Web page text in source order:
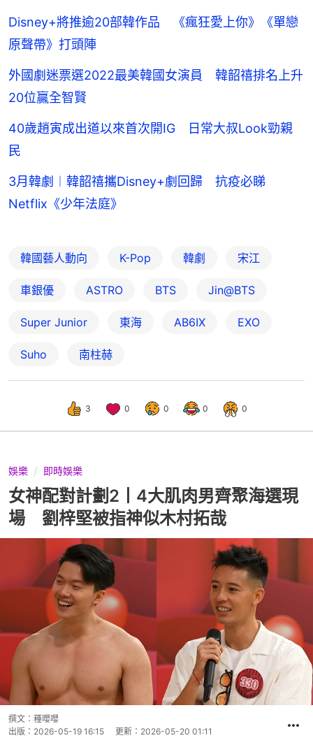
Disney+將推逾20部韓作品 《瘋狂愛上你》《單戀
原聲帶》打頭陣
外國劇迷票選2022最美韓國女演員 韓韶禧排名上升
20位贏全智賢
40歲趙寅成出道以來首次開IG 日常大叔Look勁親
民
3月韓劇︱韓韶禧攜Disney+劇回歸 抗疫必睇
Netflix《少年法庭》
韓國藝人動向 K-Pop 韓劇 宋江
車銀優 ASTRO BTS Jin@BTS
Super Junior 東海 AB6IX EXO
Suho 南柱赫
3 0 0 0 0
娛樂 即時娛樂
女神配對計劃2丨4大肌肉男齊聚海選現
場 劉梓堅被指神似木村拓哉
撰文： 種嚶嚶
出版： 2026-05-19 16:15 更新： 2026-05-20 01:11